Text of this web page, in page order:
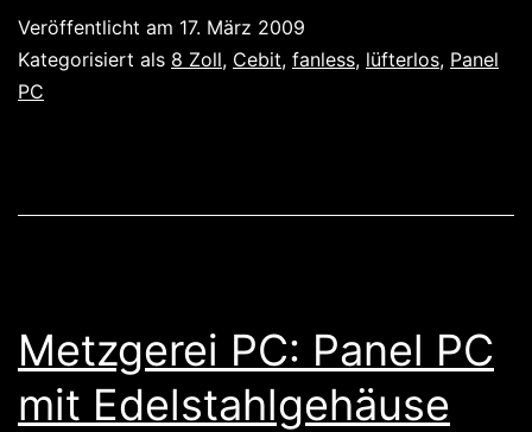
Drive-
Qualität.
Veröffentlicht am 17. März 2009
Kategorisiert als 8 Zoll, Cebit, fanless, lüfterlos, Panel
PC
Metzgerei PC: Panel PC
mit Edelstahlgehäuse